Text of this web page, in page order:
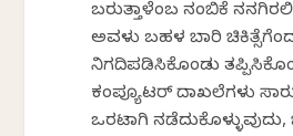
ಬರುತ್ತಾಳೆಂಬ ನಂಬಿಕೆ
ಅವಳು ಬಹಳ ಬಾರಿ
ನಿಗದಿಪಡಿಸಿಕೊಂಡು
ಕಂಪ್ಯೂಟರ್ ದಾಖಲೆಗಳು
ಒರಟಾಗಿ